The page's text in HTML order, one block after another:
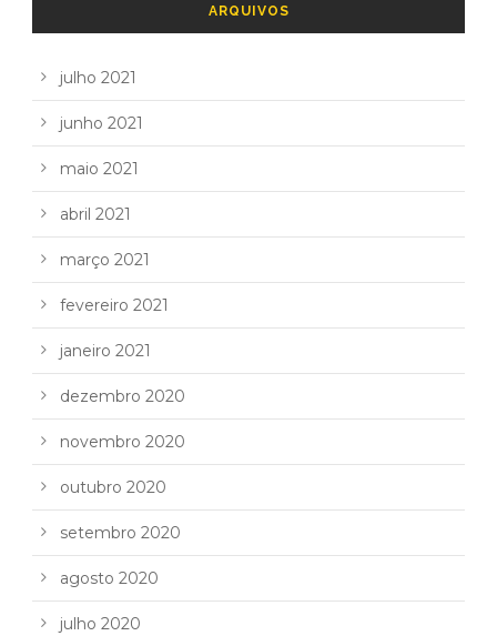
ARQUIVOS
julho 2021
junho 2021
maio 2021
abril 2021
março 2021
fevereiro 2021
janeiro 2021
dezembro 2020
novembro 2020
outubro 2020
setembro 2020
agosto 2020
julho 2020